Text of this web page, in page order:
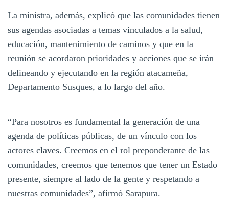
La ministra, además, explicó que las comunidades tienen
sus agendas asociadas a temas vinculados a la salud,
educación, mantenimiento de caminos y que en la
reunión se acordaron prioridades y acciones que se irán
delineando y ejecutando en la región atacameña,
Departamento Susques, a lo largo del año.
“Para nosotros es fundamental la generación de una
agenda de políticas públicas, de un vínculo con los
actores claves. Creemos en el rol preponderante de las
comunidades, creemos que tenemos que tener un Estado
presente, siempre al lado de la gente y respetando a
nuestras comunidades”, afirmó Sarapura.